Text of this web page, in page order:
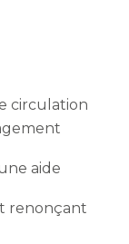
circulation
aide
renonçant